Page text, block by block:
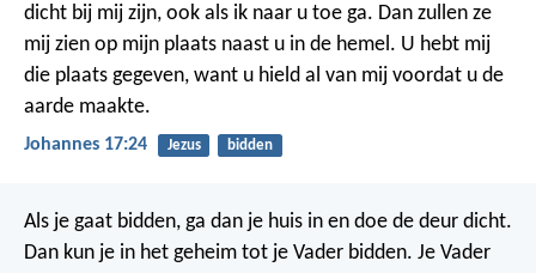
dicht bij mij zijn, ook als ik naar u toe ga. Dan zullen ze
mij zien op mijn plaats naast u in de hemel. U hebt mij
die plaats gegeven, want u hield al van mij voordat u de
aarde maakte.
Johannes 17:24 Jezus bidden
Als je gaat bidden, ga dan je huis in en doe de deur dicht.
Dan kun je in het geheim tot je Vader bidden. Je Vader